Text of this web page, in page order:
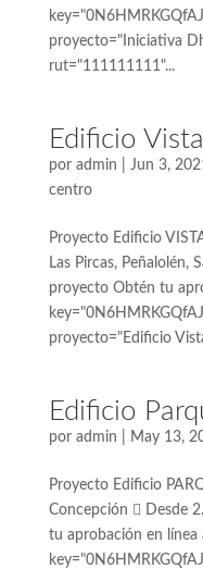
proyecto="Iniciativa
rut="111111111"...
Edificio
por admin Jun 3,
centro
Proyecto Edificio
Las Pircas, Peñalolén,
proyecto Obtén tu
proyecto="Edificio
Edificio
por admin May 13,
Proyecto Edificio
Concepción  Desde
tu aprobación en línea